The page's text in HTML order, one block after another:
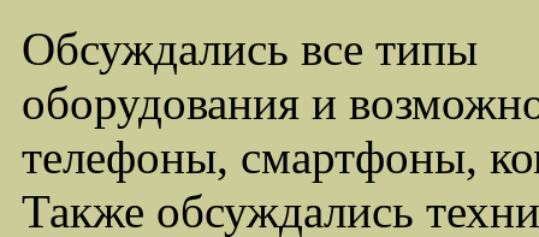
Обсуждались все типы
оборудования и
телефоны, смартфоны,
Также обсуждались